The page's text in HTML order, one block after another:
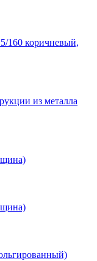
160 коричневый,
из металла